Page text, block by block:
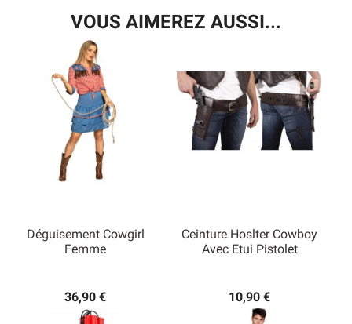
VOUS AIMEREZ AUSSI...
Déguisement Cowgirl
Femme
36,90 €
Ceinture Hoslter Cowboy
Avec Etui Pistolet
10,90 €